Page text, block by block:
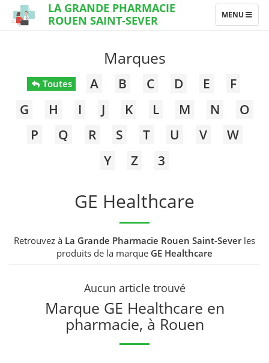
LA GRANDE PHARMACIE
ROUEN SAINT-SEVER
TOGGLE
NAVIGATION
MENU
Marques
Toutes A B C D E
F
G
H I J K L M N
O
P
Q R S T U V
W
Y
Z 3
GE Healthcare
Retrouvez à La Grande Pharmacie Rouen Saint-Severles
produits de la marque GE Healthcare
Aucun article trouvé
Marque GE Healthcare en
pharmacie, à Rouen